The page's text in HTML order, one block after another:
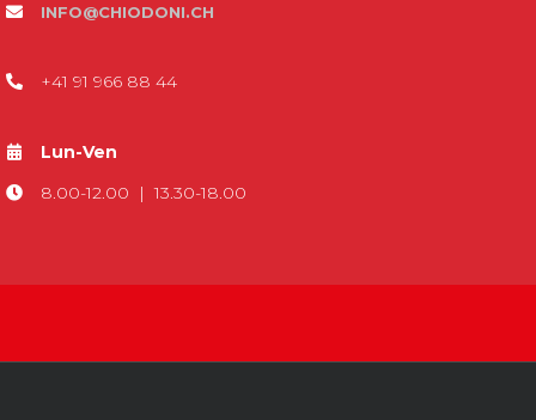
INFO@CHIODONI.CH
+41 91 966 88 44
Lun-Ven
8.00-12.00 | 13.30-18.00